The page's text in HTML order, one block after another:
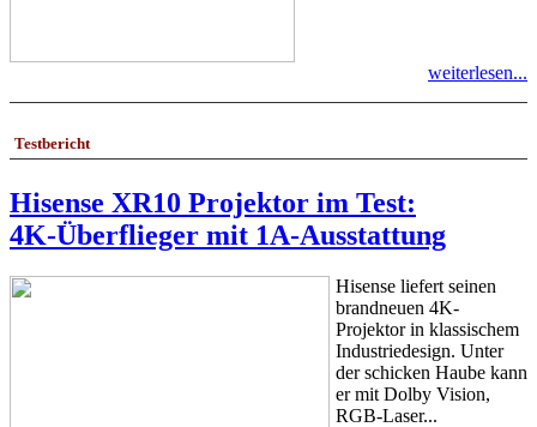
weiterlesen...
Testbericht
Hisense XR10 Projektor im Test:
4K-Überflieger mit 1A-Ausstattung
Hisense liefert seinen
brandneuen 4K-
Projektor in klassischem
Industriedesign. Unter
der schicken Haube kann
er mit Dolby Vision,
RGB-Laser...